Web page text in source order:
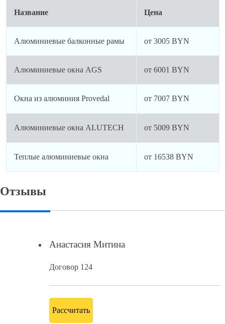
Название Цена
Алюминиевые балконные рамы от 3005 BYN
Алюминиевые окна AGS от 6001 BYN
Окна из алюминия Provedal от 7007 BYN
Алюминиевые окна ALUTECH от 5009 BYN
Теплые алюминиевые окна от 16538 BYN
Отзывы
Анастасия Митина
Договор 124
Рассчитать